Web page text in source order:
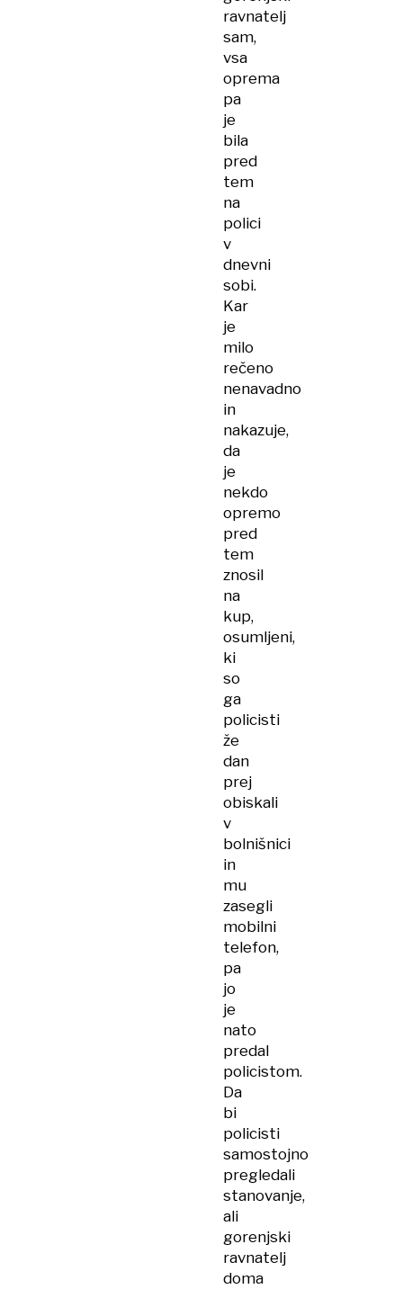
ravnatelj
sam,
vsa
oprema
pa
je
bila
pred
tem
na
polici
v
dnevni
sobi.
Kar
je
milo
rečeno
nenavadno
in
nakazuje,
da
je
nekdo
opremo
pred
tem
znosil
na
kup,
osumljeni,
ki
so
ga
policisti
že
dan
prej
obiskali
v
bolnišnici
in
mu
zasegli
mobilni
telefon,
pa
jo
je
nato
predal
policistom.
Da
bi
policisti
samostojno
pregledali
stanovanje,
ali
gorenjski
ravnatelj
doma